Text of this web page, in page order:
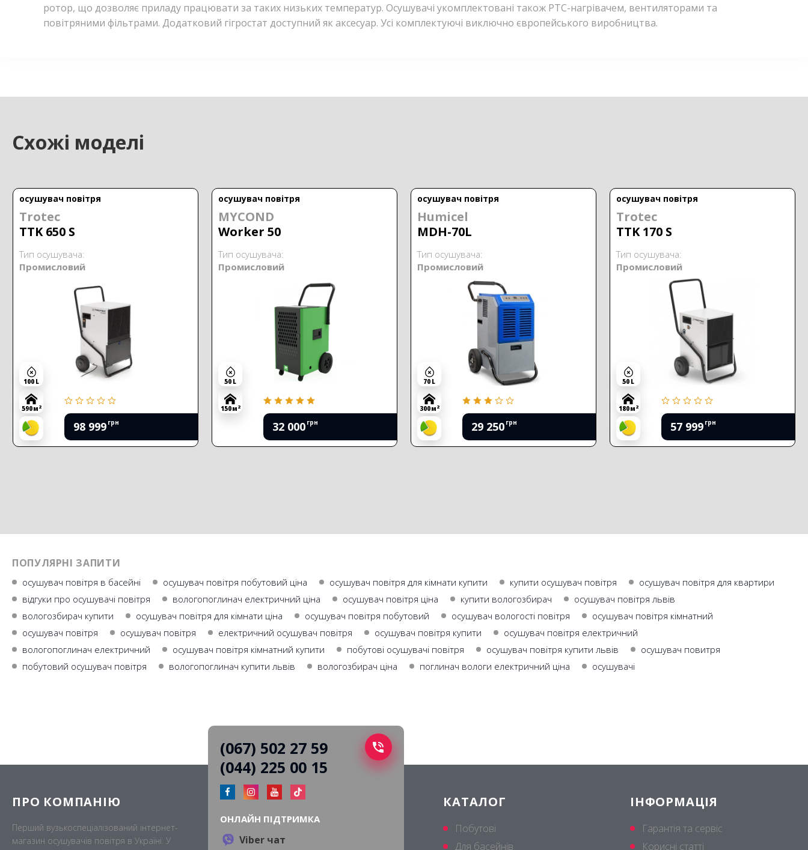
ротор, що дозволяє приладу працювати за таких низьких температур. Осушувачі укомплектовані також PTC-нагрівачем, вентиляторами та
повітряними фільтрами. Додатковий гігростат доступний як аксесуар. Усі комплектуючі виключно європейського виробництва.
Схожі моделі
осушувач повітря
Trotec
TTK 650 S
Тип осушувача:
Промисловий
98 999 грн
100 L
590 м 2
осушувач повітря
MYCOND
Worker 50
Тип осушувача:
Промисловий
32 000 грн
50 L
150 м 2
осушувач повітря
Humicel
MDH-70L
Тип осушувача:
Промисловий
29 250 грн
70 L
300 м 2
осушувач повітря
Trotec
TTK 170 S
Тип осушувача:
Промисловий
57 999 грн
50 L
180 м 2
ПОПУЛЯРНІ ЗАПИТИ
осушувач повітря в басейні осушувач повітря побутовий ціна осушувач повітря для кімнати купити купити осушувач повітря
осушувач повітря для квартири
відгуки про осушувачі повітря
вологопоглинач електричний ціна осушувач повітря ціна купити вологозбирач
осушувач повітря львів
вологозбирач купити
осушувач повітря для кімнати ціна осушувач повітря побутовий осушувач вологості повітря
осушувач повітря кімнатний
осушувач повiтря
осушувач повітря електричний осушувач повітря осушувач повітря купити
осушувач повітря електричний
вологопоглинач електричний
осушувач повітря кімнатний купити побутові осушувачі повітря осушувач повітря купити львів
осушувач повитря
побутовий осушувач повітря
вологопоглинач купити львів вологозбирач ціна поглинач вологи електричний ціна осушувачі
ПРО КОМПАНІЮ
Перший вузькоспеціалізований інтернет-
магазин осушувачів повітря в Україні. У
ІНФОРМАЦІЯ
Гарантія та сервіс
Корисні статті
КАТАЛОГ
Побутові
Для басейнів
(067) 502 27 59
(044) 225 00 15
ОНЛАЙН ПІДТРИМКА
Viber чат